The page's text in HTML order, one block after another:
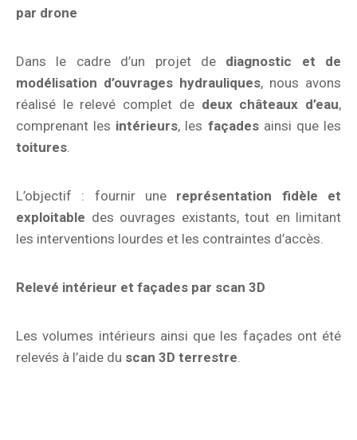
par drone
Dans le cadre d’un projet de diagnostic et de
modélisation d’ouvrages hydrauliques, nous avons
réalisé le relevé complet de deux châteaux d’eau,
comprenant les intérieurs, les façadesainsi que les
toitures
L’objectif : fournir une représentation fidèle et
exploitable des ouvrages existants, tout en limitant
les interventions lourdes et les contraintes d’accès.
Relevé intérieur et façades par scan 3D
Les volumes intérieurs ainsi que les façades ont été
relevés à l’aide du scan 3D terrestre